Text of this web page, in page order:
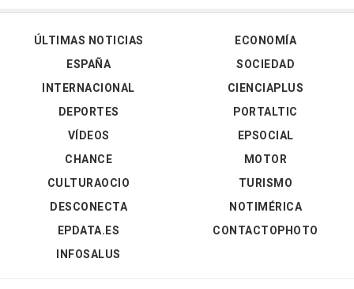
ÚLTIMAS NOTICIAS
ESPAÑA
INTERNACIONAL
DEPORTES
VÍDEOS
ECONOMÍA
SOCIEDAD
CIENCIAPLUS
PORTALTIC
EPSOCIAL
CHANCE
CULTURAOCIO
DESCONECTA
EPDATA.ES
INFOSALUS
MOTOR
TURISMO
NOTIMÉRICA
CONTACTOPHOTO